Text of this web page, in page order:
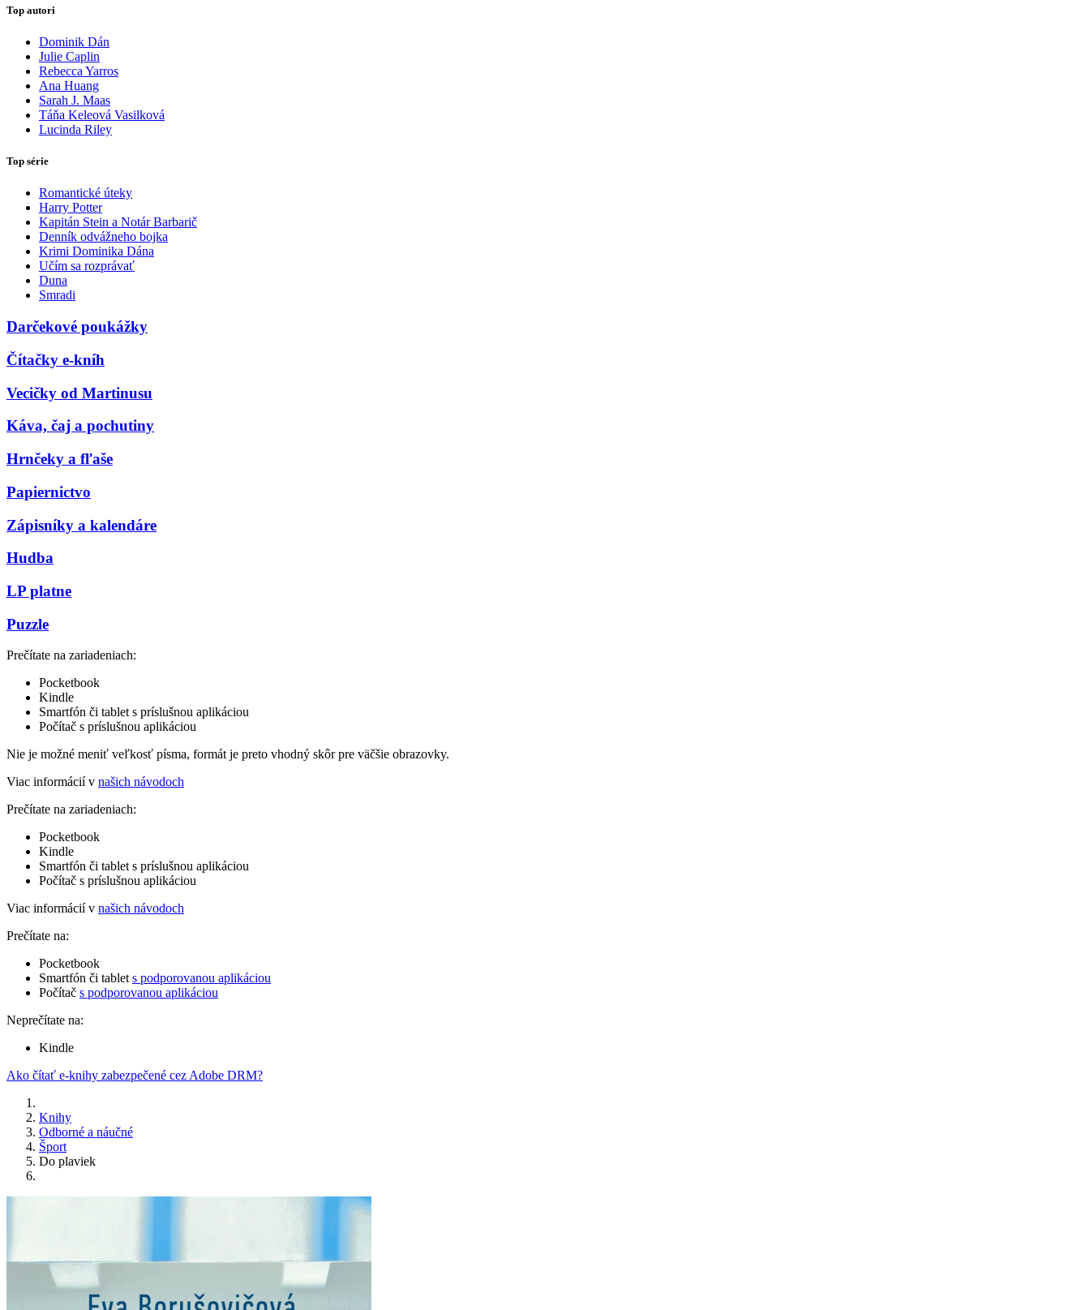
Top autori
Dominik Dán
Julie Caplin
Rebecca Yarros
Ana Huang
Sarah J. Maas
Táňa Keleová Vasilková
Lucinda Riley
Top série
Romantické úteky
Harry Potter
Kapitán Stein a Notár Barbarič
Denník odvážneho bojka
Krimi Dominika Dána
Učím sa rozprávať
Duna
Smradi
Darčekové poukážky
Čítačky e-kníh
Vecičky od Martinusu
Káva, čaj a pochutiny
Hrnčeky a fľaše
Papiernictvo
Zápisníky a kalendáre
Hudba
LP platne
Puzzle
Prečítate na zariadeniach:
Pocketbook
Kindle
Smartfón či tablet s príslušnou aplikáciou
Počítač s príslušnou aplikáciou
Nie je možné meniť veľkosť písma, formát je preto vhodný skôr pre väčšie obrazovky.
Viac informácií v našich návodoch
Prečítate na zariadeniach:
Pocketbook
Kindle
Smartfón či tablet s príslušnou aplikáciou
Počítač s príslušnou aplikáciou
Viac informácií v našich návodoch
Prečítate na:
Pocketbook
Smartfón či tablet s podporovanou aplikáciou
Počítač s podporovanou aplikáciou
Neprečítate na:
Kindle
Ako čítať e-knihy zabezpečené cez Adobe DRM?
Knihy
Odborné a náučné
Šport
Do plaviek